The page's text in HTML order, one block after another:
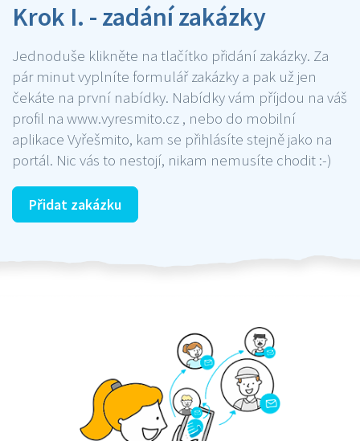
Krok I. - zadání zakázky
Jednoduše klikněte na tlačítko přidání zakázky. Za
pár minut vyplníte formulář zakázky a pak už jen
čekáte na první nabídky. Nabídky vám příjdou na váš
profil na www.vyresmito.cz , nebo do mobilní
aplikace Vyřešmito, kam se přihlásíte stejně jako na
portál. Nic vás to nestojí, nikam nemusíte chodit :-)
Přidat zakázku